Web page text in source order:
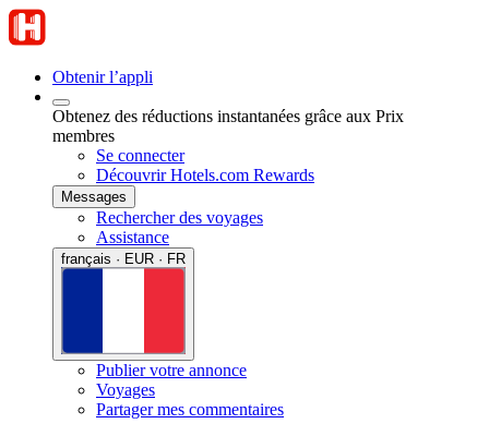
Obtenir l’appli
Obtenez des réductions instantanées grâce aux Prix
membres
Se connecter
Découvrir Hotels.com Rewards
Messages
Rechercher des voyages
Assistance
français · EUR · FR
Publier votre annonce
Voyages
Partager mes commentaires